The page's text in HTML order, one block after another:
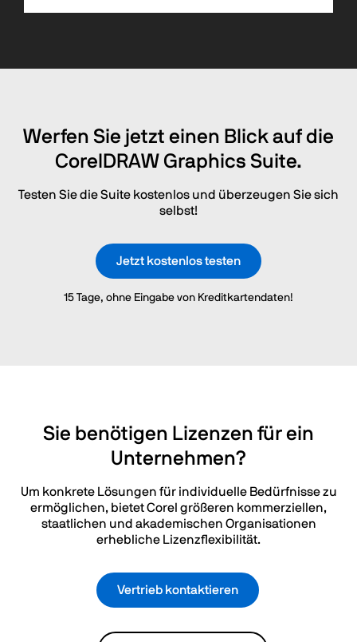
Werfen Sie jetzt einen Blick auf die
CorelDRAW Graphics Suite.
Testen Sie die Suite kostenlos und überzeugen Sie sich
selbst!
Jetzt kostenlos testen
15 Tage, ohne Eingabe von Kreditkartendaten!
Sie benötigen Lizenzen für ein
Unternehmen?
Um konkrete Lösungen für individuelle Bedürfnisse zu
ermöglichen, bietet Corel größeren kommerziellen,
staatlichen und akademischen Organisationen
erhebliche Lizenzflexibilität.
Vertrieb kontaktieren